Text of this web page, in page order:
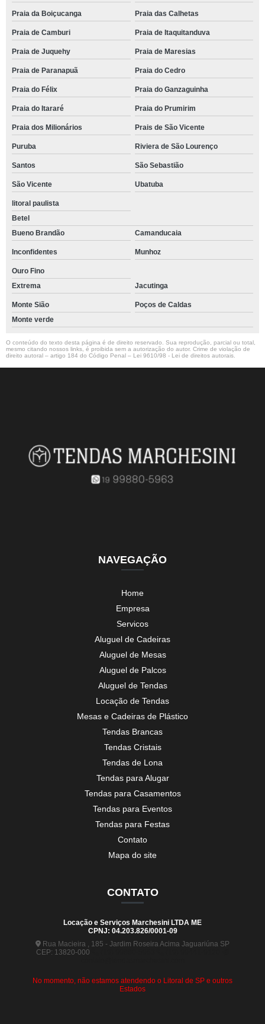
Praia da Boiçucanga Praia das Calhetas
Praia de Camburi Praia de Itaquitanduva
Praia de Juquehy Praia de Maresias
Praia de Paranapuã Praia do Cedro
Praia do Félix Praia do Ganzaguinha
Praia do Itararé Praia do Prumirim
Praia dos Milionários Prais de São Vicente
Puruba Riviera de São Lourenço
Santos São Sebastião
São Vicente Ubatuba
litoral paulista
Betel
Bueno Brandão
Camanducaia
Inconfidentes Munhoz
Ouro Fino
Extrema
Jacutinga
Monte Sião
Poços de Caldas
Monte verde
O conteúdo do texto desta página é de direito reservado. Sua reprodução, parcial ou total,
mesmo citando nossos links, é proibida sem a autorização do autor. Crime de violação de
direito autoral – artigo 184 do Código Penal – Lei 9610/98 - Lei de direitos autorais
NAVEGAÇÃO
Home
Empresa
Servicos
Aluguel de Cadeiras
Aluguel de Mesas
Aluguel de Palcos
Aluguel de Tendas
Locação de Tendas
Mesas e Cadeiras de Plástico
Tendas Brancas
Tendas Cristais
Tendas de Lona
Tendas para Alugar
Tendas para Casamentos
Tendas para Eventos
Tendas para Festas
Contato
Mapa do site
CONTATO
Locação e Serviços Marchesini LTDA ME
CPNJ: 04.203.826/0001-09
Rua Macieira , 185 - Jardim Roseira Acima Jaguariúna SP
CEP: 13820-000
No momento, não estamos atendendo o Litoral de SP e outros
Estados